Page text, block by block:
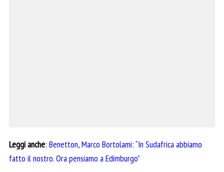
Leggi anche: Benetton, Marco Bortolami: “In Sudafrica abbiamo
fatto il nostro. Ora pensiamo a Edimburgo”